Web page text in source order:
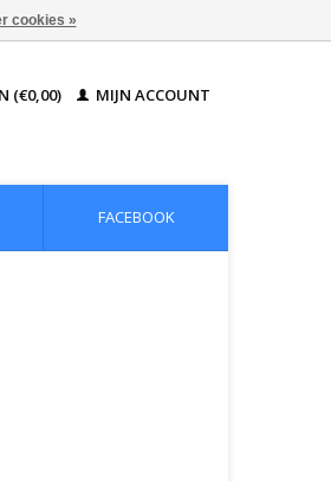
(€0,00) MIJN ACCOUNT
FACEBOOK
cookies »